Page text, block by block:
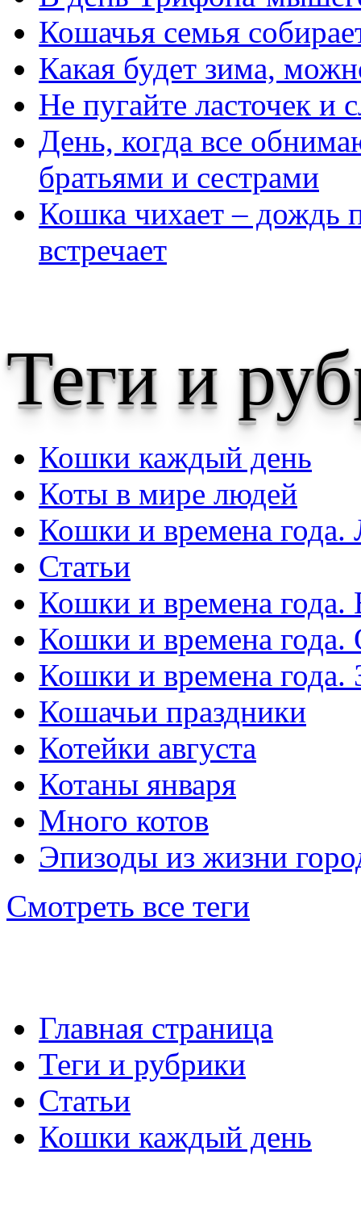
Кошачья семья
Какая будет зима,
Не пугайте ласточек и
День, когда все
братьями и сестрами
Кошка чихает – дождь
встречает
Теги и
Кошки каждый день
Коты в мире людей
Кошки и времена года.
Статьи
Кошки и времена года.
Кошки и времена года.
Кошки и времена года.
Кошачьи праздники
Котейки августа
Котаны января
Много котов
Эпизоды из жизни
Смотреть все теги
Main
Главная страница
Теги и рубрики
Статьи
Кошки каждый день